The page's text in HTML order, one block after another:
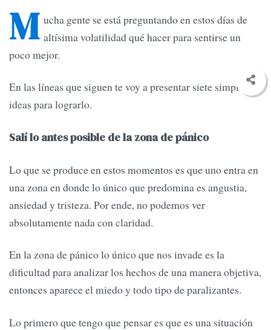
M ucha gente se está preguntando en estos días de
altísima volatilidad qué hacer para sentirse un
poco mejor.
En las líneas que siguen te voy a presentar siete simples
ideas para lograrlo.
Salí lo antes posible de la zona de pánico
Lo que se produce en estos momentos es que uno entra en
una zona en donde lo único que predomina es angustia,
ansiedad y tristeza. Por ende, no podemos ver
absolutamente nada con claridad.
En la zona de pánico lo único que nos invade es la
dificultad para analizar los hechos de una manera objetiva,
entonces aparece el miedo y todo tipo de paralizantes.
Lo primero que tengo que pensar es que es una situación